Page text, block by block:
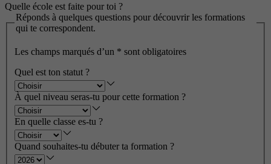
Quelle école est faite pour toi ?
Réponds à quelques questions pour découvrir les formations
qui te correspondent.
Les champs marqués d’un * sont obligatoires
Quel est ton statut ?
À quel niveau seras-tu pour cette formation ?
En quelle classe es-tu ?
Quand souhaites-tu débuter ta formation ?